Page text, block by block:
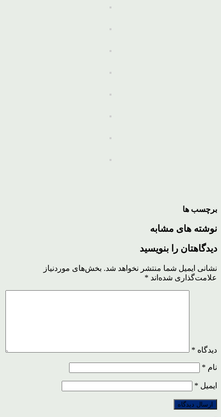
برچسب ها
نوشته های مشابه
دیدگاهتان را بنویسید
نشانی ایمیل شما منتشر نخواهد شد. بخش‌های موردنیاز
علامت‌گذاری شده‌اند *
دیدگاه *
نام *
ایمیل *